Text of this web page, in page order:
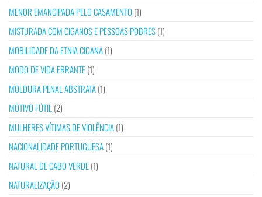
MENOR EMANCIPADA PELO CASAMENTO (1)
MISTURADA COM CIGANOS E PESSOAS POBRES(1)
MOBILIDADE DA ETNIA CIGANA(1)
MODO DE VIDA ERRANTE(1)
MOLDURA PENAL ABSTRATA(1)
MOTIVO FÚTIL (2)
MULHERES VÍTIMAS DE VIOLÊNCIA(1)
NACIONALIDADE PORTUGUESA(1)
NATURAL DE CABO VERDE(1)
NATURALIZAÇÃO (2)